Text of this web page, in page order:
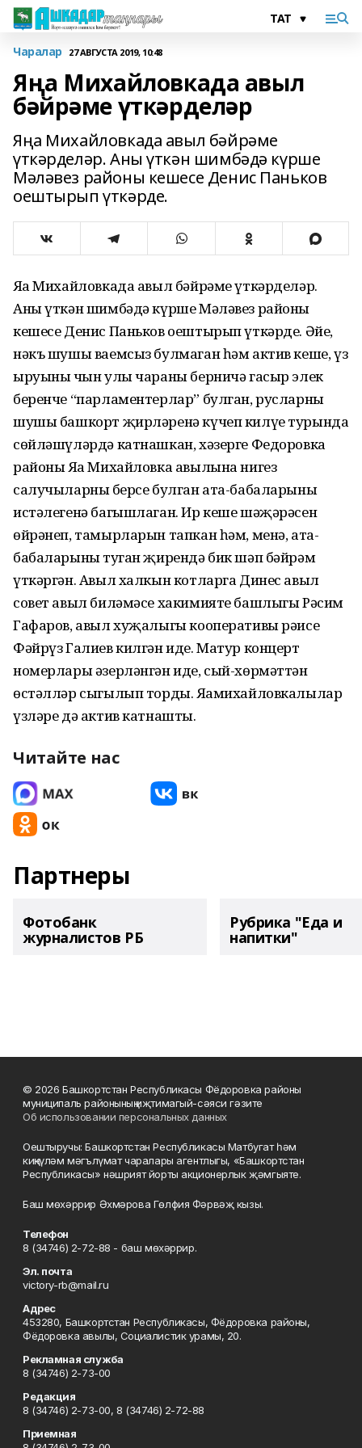
Чаралар 27 АВГУСТА 2019, 10:48
Яңа Михайловкада авыл
бәйрәме үткәрделәр
Яңа Михайловкада авыл бәйрәме
үткәрделәр. Аны үткән шимбәдә күрше
Мәләвез районы кешесе Денис Паньков
оештырып үткәрде.
Яңа Михайловкада авыл бәйрәме үткәрделәр.
Аны үткән шимбәдә күрше Мәләвез районы
кешесе Денис Паньков оештырып үткәрде. Әйе,
нәкъ шушы ваемсыз булмаган һәм актив кеше, үз
ыруының чын улы чараны берничә гасыр элек
беренче “парламентерлар” булган, русларның
шушы башкорт җирләренә күчеп килүе турында
сөйләшүләрдә катнашкан, хәзерге Федоровка
районы Яңа Михайловка авылына нигез
салучыларның берсе булган ата-бабаларының
истәлегенә багышлаган. Ир кеше шәҗәрәсен
өйрәнеп, тамырларын тапкан һәм, менә, ата-
бабаларының туган җирендә бик шәп бәйрәм
үткәргән. Авыл халкын котларга Динес авыл
совет авыл биләмәсе хакимияте башлыгы Рәсим
Гафаров, авыл хуҗалыгы кооперативы рәисе
Фәйрүз Галиев килгән иде. Матур концерт
номерлары әзерләнгән иде, сый-хөрмәттән
өстәлләр сыгылып торды. Яңамихайловкалылар
үзләре дә актив катнашты.
Читайте нас
Партнеры
Фотобанк
журналистов РБ
Рубрика "Еда и
напитки"
© 2026 Башкортстан Республикасы Фёдоровка районы
муниципаль районының иҗтимагый-сәяси гәзите
Об использовании персональных данных
Оештыручы: Башкортстан Республикасы Матбугат һәм
киңкүләм мәгълүмат чаралары агентлыгы, «Башкортстан
Республикасы» нәшрият йорты акционерлык җәмгыяте.
Баш мөхәррир Әхмәрова Гөлфия Фәрвәҗ кызы.
Телефон
8 (34746) 2-72-88 - баш мөхәррир.
Эл. почта
victory-rb@mail.ru
Адрес
453280, Башкортстан Республикасы, Фёдоровка районы,
Фёдоровка авылы, Социалистик урамы, 20.
Рекламная служба
8 (34746) 2-73-00
Редакция
8 (34746) 2-73-00, 8 (34746) 2-72-88
Приемная